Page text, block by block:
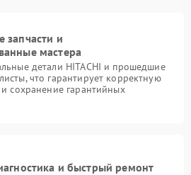
запчасти и
мастера
детали HITACHI и прошедшие
что гарантирует корректную
сохранение гарантийных
и быстрый ремонт